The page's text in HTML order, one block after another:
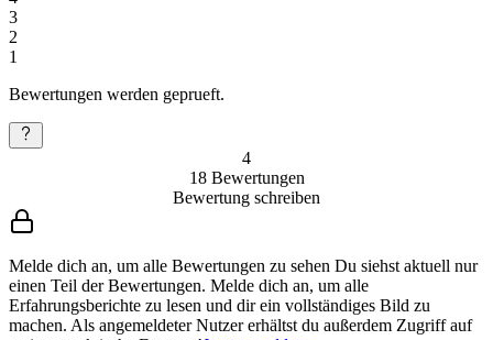
3
2
1
Bewertungen werden geprueft.
4
18Bewertungen
Bewertung schreiben
Melde dich an, um alle Bewertungen zu sehen Du siehst aktuell nur
einen Teil der Bewertungen. Melde dich an, um alle
Erfahrungsberichte zu lesen und dir ein vollständiges Bild zu
machen. Als angemeldeter Nutzer erhältst du außerdem Zugriff auf